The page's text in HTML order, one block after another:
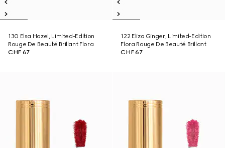
130 Elsa Hazel, Limited-Edition
Rouge De Beauté Brillant Flora
CHF 67
122 Eliza Ginger, Limited-Edition
Flora Rouge De Beauté Brillant
CHF 67